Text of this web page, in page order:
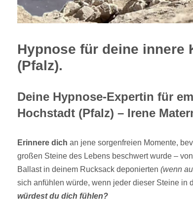
Hypnose für deine innere
(Pfalz).
Deine Hypnose-Expertin für
Hochstadt (Pfalz) – Irene
Erinnere dich an jene sorgenfreien Momente,
großen Steine des Lebens beschwert wurde –
Ballast in deinem Rucksack deponierten (wenn
sich anfühlen würde, wenn jeder dieser Steine in
würdest du dich fühlen?